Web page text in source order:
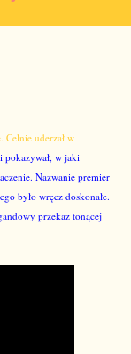
Celnie uderzał w
pokazywał, w jaki
Nazwanie premier
było wręcz doskonałe.
przekaz tonącej